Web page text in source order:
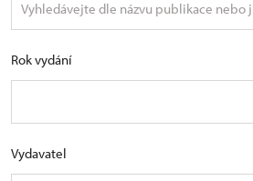
Rok vydání
Vydavatel